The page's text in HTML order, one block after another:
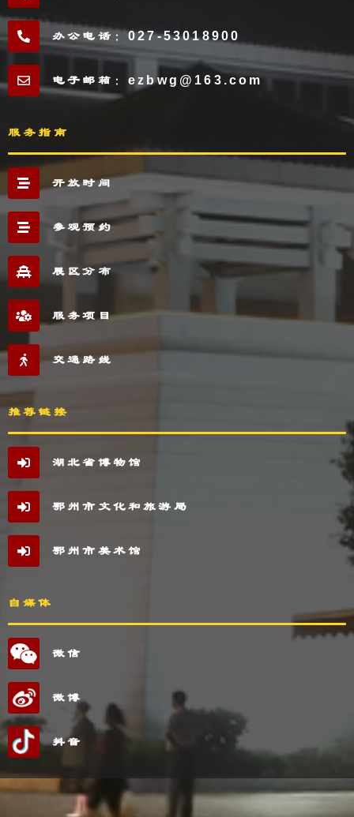
办公电话：027-53018900
电子邮箱：ezbwg@163.com
服务指南
开放时间
参观预约
展区分布
服务项目
交通路线
推荐链接
湖北省博物馆
鄂州市文化和旅游局
鄂州市美术馆
自媒体
微信
微博
抖音